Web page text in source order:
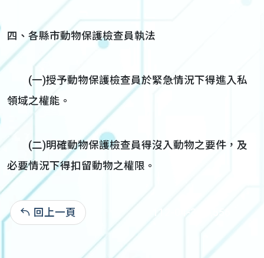
四、各縣市動物保護檢查員執法
(一)授予動物保護檢查員於緊急情況下得進入私
領域之權能。
(二)明確動物保護檢查員得沒入動物之要件，及
必要情況下得扣留動物之權限。
回上一頁 112-04-30:6,556